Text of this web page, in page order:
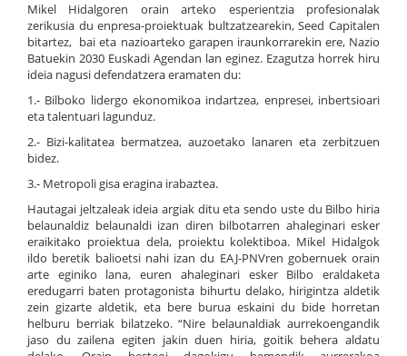
Mikel Hidalgoren orain arteko esperientzia profesionalak
zerikusia du enpresa-proiektuak bultzatzearekin, Seed Capitalen
bitartez, bai eta nazioarteko garapen iraunkorrarekin ere, Nazio
Batuekin 2030 Euskadi Agendan lan eginez. Ezagutza horrek hiru
ideia nagusi defendatzera eramaten du:
1.- Bilboko lidergo ekonomikoa indartzea, enpresei, inbertsioari
eta talentuari lagunduz.
2.- Bizi-kalitatea bermatzea, auzoetako lanaren eta zerbitzuen
bidez.
3.- Metropoli gisa eragina irabaztea.
Hautagai jeltzaleak ideia argiak ditu eta sendo uste du Bilbo hiria
belaunaldiz belaunaldi izan diren bilbotarren ahaleginari esker
eraikitako proiektua dela, proiektu kolektiboa. Mikel Hidalgok
ildo beretik balioetsi nahi izan du EAJ-PNVren gobernuek orain
arte eginiko lana, euren ahaleginari esker Bilbo eraldaketa
eredugarri baten protagonista bihurtu delako, hirigintza aldetik
zein gizarte aldetik, eta bere burua eskaini du bide horretan
helburu berriak bilatzeko. “Nire belaunaldiak aurrekoengandik
jaso du zailena egiten jakin duen hiria, goitik behera aldatu